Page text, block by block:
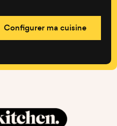
Configurer ma cuisine